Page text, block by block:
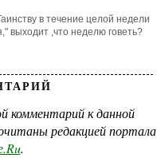
в течение целой недели
выходит ,что неделю говеть?
комментарий к данной
редакцией портала
.